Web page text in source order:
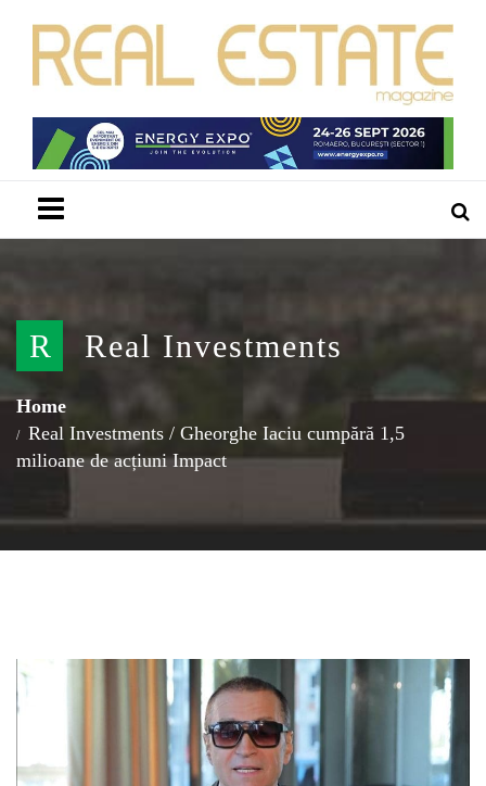
R Real Investments
Home
Real Investments / Gheorghe Iaciu cumpără 1,5
milioane de acțiuni Impact